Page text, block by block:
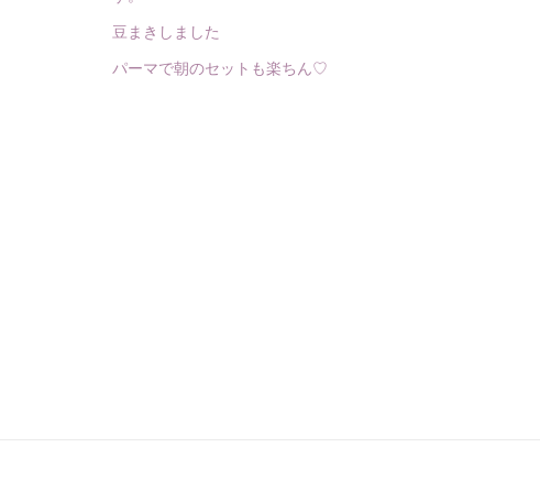
豆まきしました
パーマで朝のセットも楽ちん♡